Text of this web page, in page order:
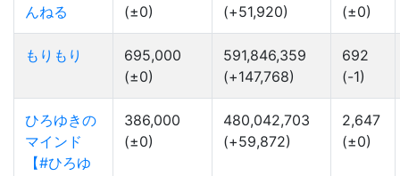
んねる
(±0)
(+51,920)
(±0)
もりもり
695,000
(±0)
591,846,359
(+147,768)
692
(-1)
ひろゆきの
マインド
【#ひろゆ
386,000
(±0)
480,042,703
(+59,872)
2,647
(±0)